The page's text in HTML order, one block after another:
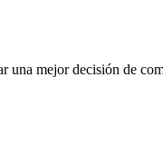
mejor decisión de